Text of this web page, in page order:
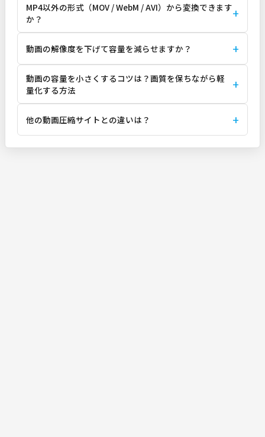
MP4以外の形式（MOV / WebM / AVI）から変換できます
か？
動画の解像度を下げて容量を減らせますか？
動画の容量を小さくするコツは？画質を保ちながら軽
量化する方法
他の動画圧縮サイトとの違いは？